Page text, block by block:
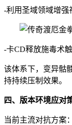
-利用圣域领域增强
-卡CD释放施毒术
该体系下，变异骷
持持续压制效果。
四、版本环境应对
当前主流对抗方案：